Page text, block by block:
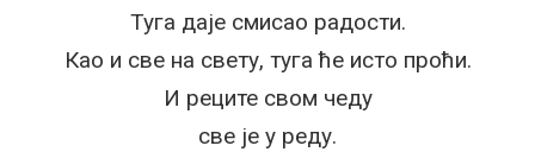
Туга даје смисао радости.
Као и све на свету, туга ће исто проћи.
И реците свом чеду
све је у реду.